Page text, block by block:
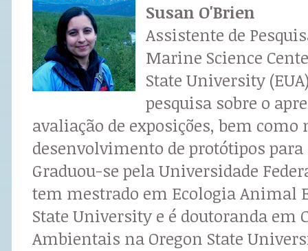
Susan O'Brien
Assistente de
Marine Science
State University
pesquisa sobre o
avaliação de exposições, bem como
desenvolvimento de protótipos para
Graduou-se pela Universidade
tem mestrado em Ecologia Animal
State University e é doutoranda em
Ambientais na Oregon State